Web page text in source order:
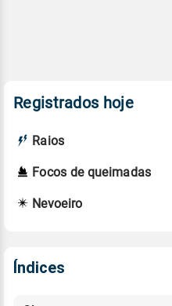
Registrados hoje
Raios
Focos de queimadas
Nevoeiro
Índices